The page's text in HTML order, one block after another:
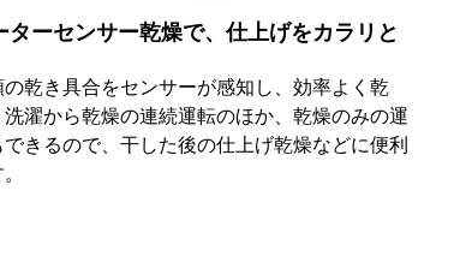
ターセンサー乾燥で、仕上げをカラリと
の乾き具合をセンサーが感知し、効率よく乾
洗濯から乾燥の連続運転のほか、乾燥のみの運
できるので、干した後の仕上げ乾燥などに便利